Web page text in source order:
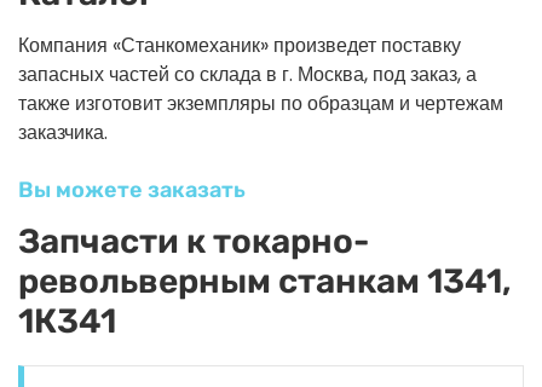
Компания «Станкомеханик» произведет поставку
запасных частей со склада в г. Москва, под заказ, а
также изготовит экземпляры по образцам и чертежам
заказчика.
Вы можете заказать
Запчасти к токарно-
револьверным станкам 1341,
1К341